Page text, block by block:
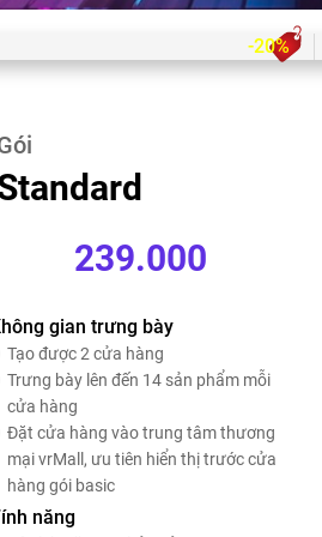
-20%
239.000
gian trưng bày
Tạo được 2 cửa hàng
Trưng bày lên đến 14 sản phẩm mỗi
cửa hàng
Đặt cửa hàng vào trung tâm thương
mại vrMall, ưu tiên hiển thị trước cửa
hàng gói basic
năng